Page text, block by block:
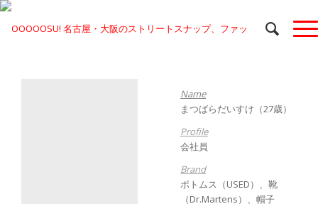
Name
まつばらだいすけ（27歳）
Profile
会社員
Brand
ボトムス（USED）、靴
（Dr.Martens）、帽子